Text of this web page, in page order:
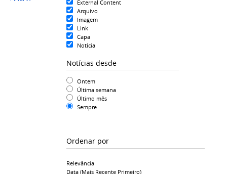
External Content
Arquivo
Imagem
Link
Capa
Notícia
Notícias desde
Ontem
Última semana
Último mês
Sempre
Ordenar por
Relevância
Data (mais Recente Primeiro)